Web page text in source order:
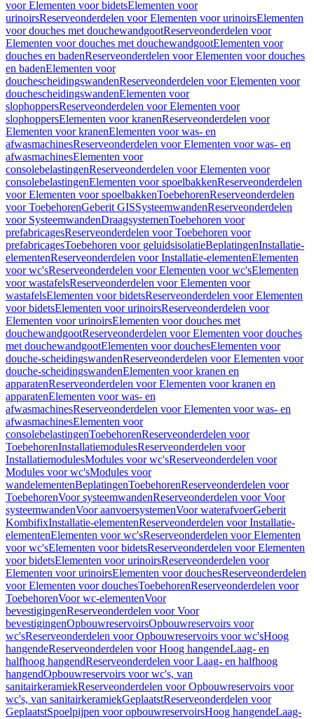
voor Elementen voor bidetsElementen voor
urinoirsReserveonderdelen voor Elementen voor urinoirsElementen
voor douches met douchewandgootReserveonderdelen voor
Elementen voor douches met douchewandgootElementen voor
douches en badenReserveonderdelen voor Elementen voor douches
en badenElementen voor
douchescheidingswandenReserveonderdelen voor Elementen voor
douchescheidingswandenElementen voor
slophoppersReserveonderdelen voor Elementen voor
slophoppersElementen voor kranenReserveonderdelen voor
Elementen voor kranenElementen voor was- en
afwasmachinesReserveonderdelen voor Elementen voor was- en
afwasmachinesElementen voor
consolebelastingenReserveonderdelen voor Elementen voor
consolebelastingenElementen voor spoelbakkenReserveonderdelen
voor Elementen voor spoelbakkenToebehorenReserveonderdelen
voor ToebehorenGeberit GISSysteemwandenReserveonderdelen
voor SysteemwandenDraagsystemenToebehoren voor
prefabricagesReserveonderdelen voor Toebehoren voor
prefabricagesToebehoren voor geluidsisolatieBeplatingenInstallatie-
elementenReserveonderdelen voor Installatie-elementenElementen
voor wc'sReserveonderdelen voor Elementen voor wc'sElementen
voor wastafelsReserveonderdelen voor Elementen voor
wastafelsElementen voor bidetsReserveonderdelen voor Elementen
voor bidetsElementen voor urinoirsReserveonderdelen voor
Elementen voor urinoirsElementen voor douches met
douchewandgootReserveonderdelen voor Elementen voor douches
met douchewandgootElementen voor douchesElementen voor
douche-scheidingswandenReserveonderdelen voor Elementen voor
douche-scheidingswandenElementen voor kranen en
apparatenReserveonderdelen voor Elementen voor kranen en
apparatenElementen voor was- en
afwasmachinesReserveonderdelen voor Elementen voor was- en
afwasmachinesElementen voor
consolebelastingenToebehorenReserveonderdelen voor
ToebehorenInstallatiemodulesReserveonderdelen voor
InstallatiemodulesModules voor wc'sReserveonderdelen voor
Modules voor wc'sModules voor
wandelementenBeplatingenToebehorenReserveonderdelen voor
ToebehorenVoor systeemwandenReserveonderdelen voor Voor
systeemwandenVoor aanvoersystemenVoor waterafvoerGeberit
KombifixInstallatie-elementenReserveonderdelen voor Installatie-
elementenElementen voor wc'sReserveonderdelen voor Elementen
voor wc'sElementen voor bidetsReserveonderdelen voor Elementen
voor bidetsElementen voor urinoirsReserveonderdelen voor
Elementen voor urinoirsElementen voor douchesReserveonderdelen
voor Elementen voor douchesToebehorenReserveonderdelen voor
ToebehorenVoor wc-elementenVoor
bevestigingenReserveonderdelen voor Voor
bevestigingenOpbouwreservoirsOpbouwreservoirs voor
wc'sReserveonderdelen voor Opbouwreservoirs voor wc'sHoog
hangendeReserveonderdelen voor Hoog hangendeLaag- en
halfhoog hangendReserveonderdelen voor Laag- en halfhoog
hangendOpbouwreservoirs voor wc's, van
sanitairkeramiekReserveonderdelen voor Opbouwreservoirs voor
wc's, van sanitairkeramiekGeplaatstReserveonderdelen voor
GeplaatstSpoelpijpen voor opbouwreservoirsHoog hangendeLaag-